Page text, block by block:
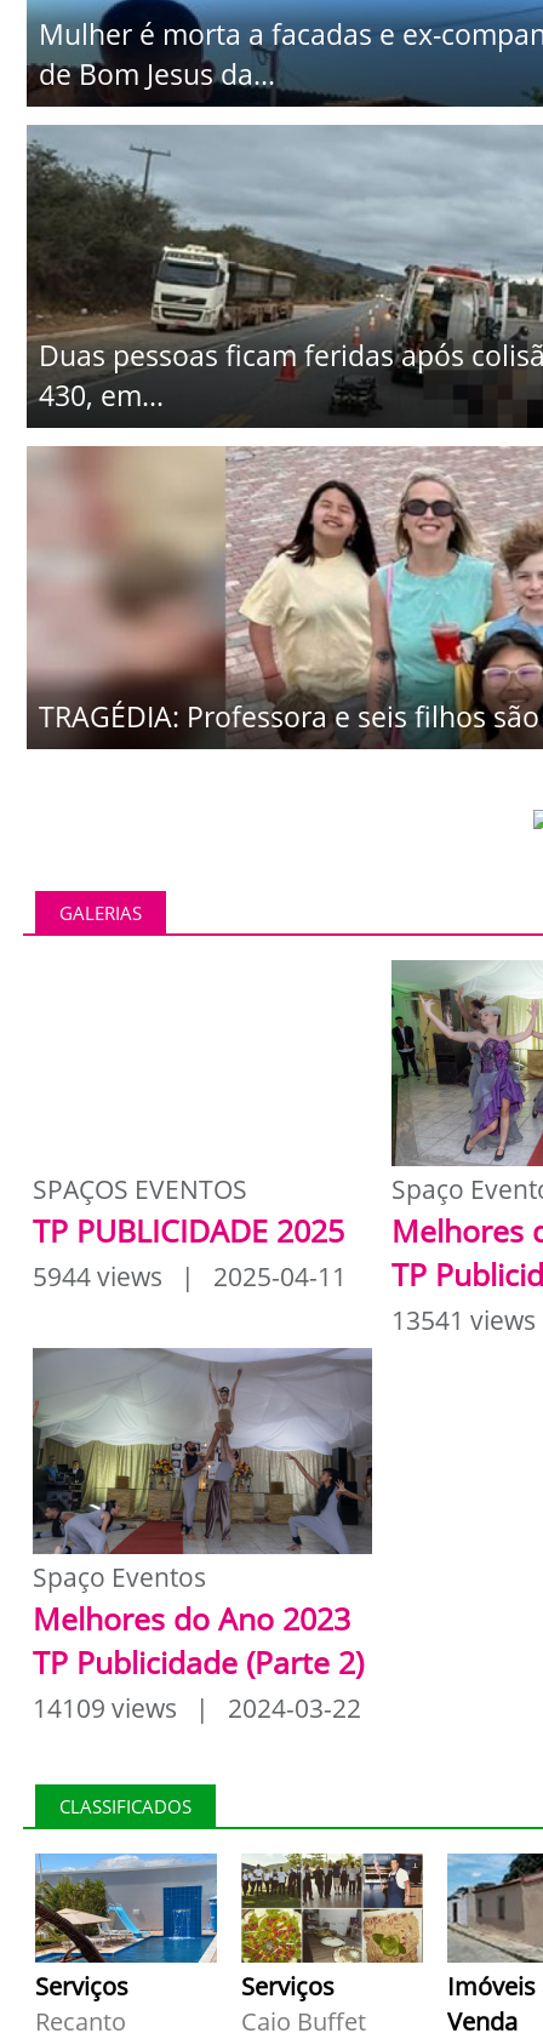
Mulher é morta a facadas e ex-
de Bom Jesus da...
Duas pessoas ficam feridas após
430, em...
TRAGÉDIA: Professora e seis filhos
GALERIAS
SPAÇOS EVENTOS
TP PUBLICIDADE 2025
5944 views | 2025-04-11
Spaço
Melhores
TP
13541
Spaço Eventos
Melhores do Ano 2023
TP Publicidade (Parte 2)
14109 views | 2024-03-22
CLASSIFICADOS
Serviços
Recanto
Serviços
Caio Buffet
Imóveis
Venda